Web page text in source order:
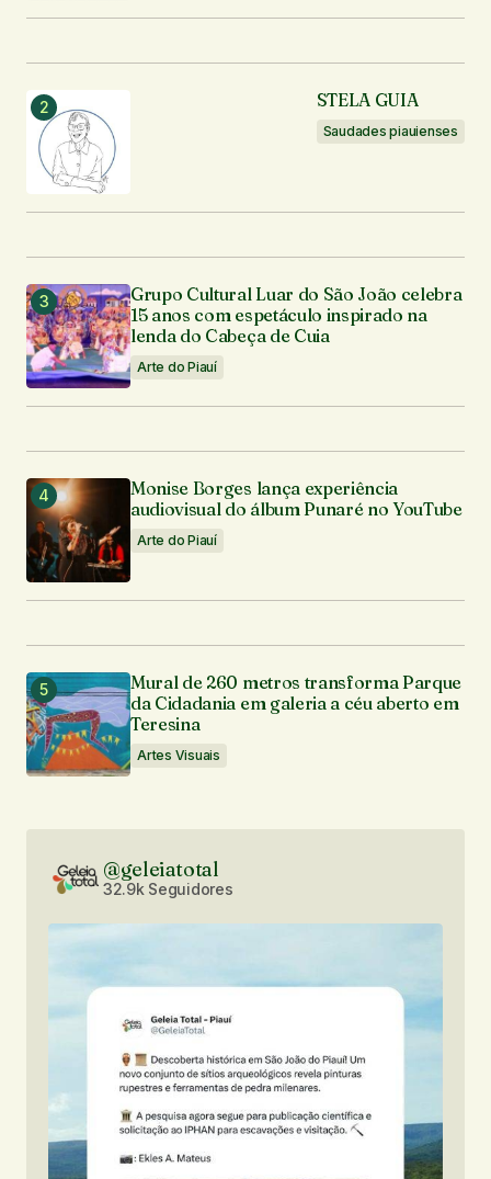
Seu nome*
Seu e-mail
Enviar comentário
STELA GUIA
Saudades piauienses
Grupo Cultural Luar do São João celebra
15 anos com espetáculo inspirado na
lenda do Cabeça de Cuia
Arte do Piauí
Monise Borges lança experiência
audiovisual do álbum Punaré no YouTube
Arte do Piauí
Mural de 260 metros transforma Parque
da Cidadania em galeria a céu aberto em
Teresina
Artes Visuais
@geleiatotal
32.9k Seguidores